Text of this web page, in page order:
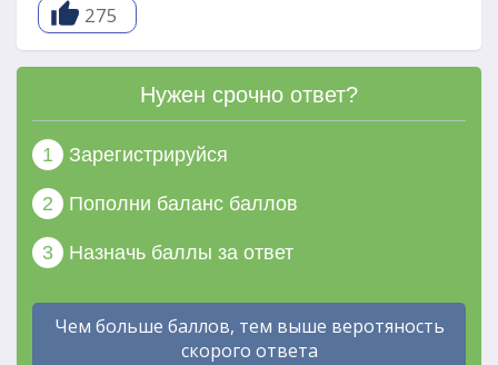
275
Нужен срочно ответ?
1 Зарегистрируйся
2 Пополни баланс баллов
3 Назначь баллы за ответ
Чем больше баллов, тем выше веротяность
скорого ответа